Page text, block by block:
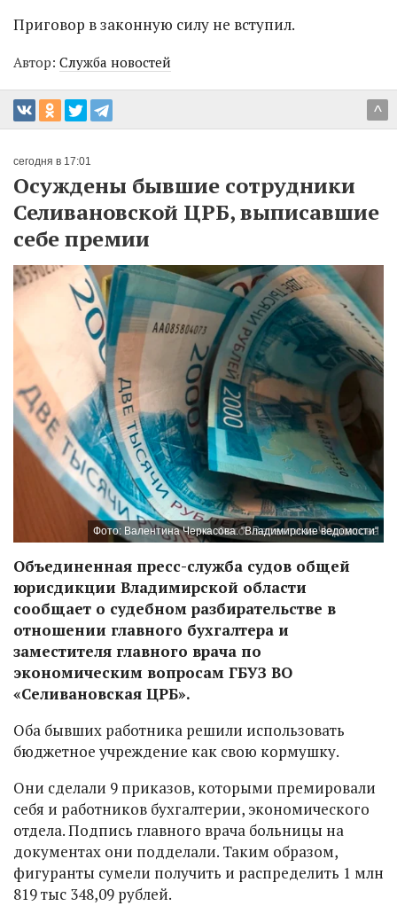
Приговор в законную силу не вступил.
Автор: Служба новостей
^
сегодня в 17:01
Осуждены бывшие сотрудники
Селивановской ЦРБ, выписавшие
себе премии
Фото: Валентина Черкасова. "Владимирские ведомости"
Объединенная пресс-служба судов общей
юрисдикции Владимирской области
сообщает о судебном разбирательстве в
отношении главного бухгалтера и
заместителя главного врача по
экономическим вопросам ГБУЗ ВО
«Селивановская ЦРБ».
Оба бывших работника решили использовать
бюджетное учреждение как свою кормушку.
Они сделали 9 приказов, которыми премировали
себя и работников бухгалтерии, экономического
отдела. Подпись главного врача больницы на
документах они подделали. Таким образом,
фигуранты сумели получить и распределить 1 млн
819 тыс 348,09 рублей.